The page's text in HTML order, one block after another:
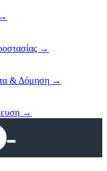
→
→
& Δόμηση →
→